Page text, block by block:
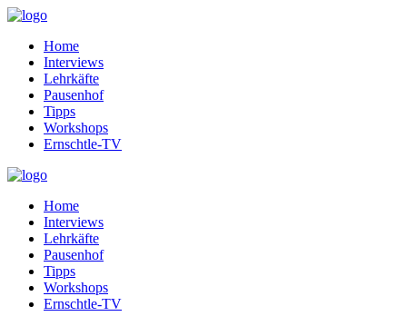
Home
Interviews
Lehrkäfte
Pausenhof
Tipps
Workshops
Ernschtle-TV
Home
Interviews
Lehrkäfte
Pausenhof
Tipps
Workshops
Ernschtle-TV